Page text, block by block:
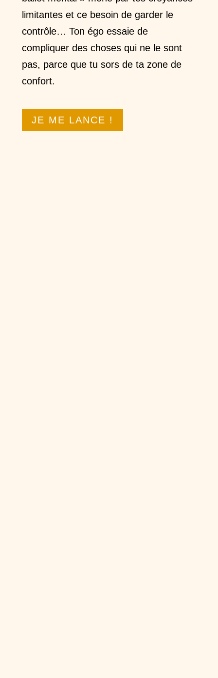
limitantes et ce besoin de garder le
contrôle… Ton égo essaie de
compliquer des choses qui ne le sont
pas, parce que tu sors de ta zone de
confort.
JE ME LANCE !